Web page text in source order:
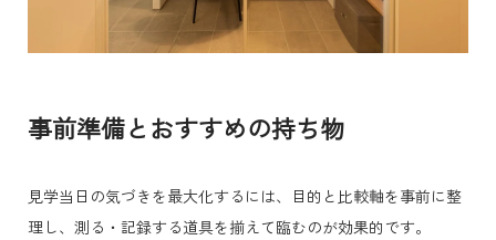
事前準備とおすすめの持ち物
見学当日の気づきを最大化するには、目的と比較軸を事前に整
理し、測る・記録する道具を揃えて臨むのが効果的です。